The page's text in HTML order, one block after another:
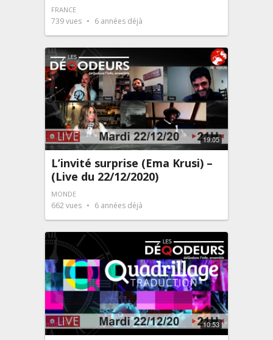
FRANCE
739vues 6 années déjà
19:05
L’invité surprise (Ema Krusi) –
(Live du 22/12/2020)
MONDE
662vues 6 années déjà
10:53